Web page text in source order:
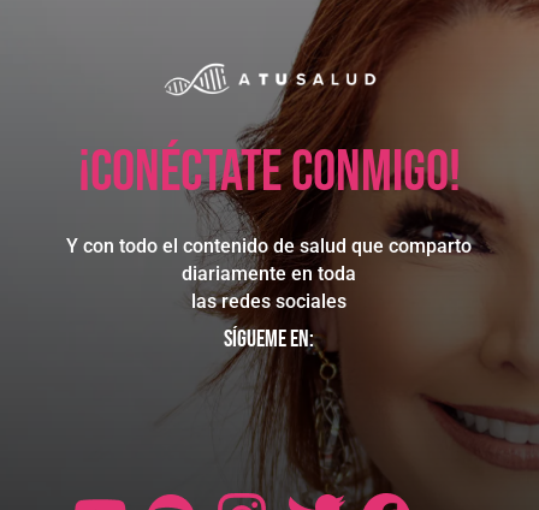
¡Conéctate conmigo!
Y con todo el contenido de salud que comparto
diariamente en toda
las redes sociales
Sígueme en: